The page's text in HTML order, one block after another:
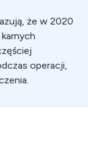
że w 2020
operacji,